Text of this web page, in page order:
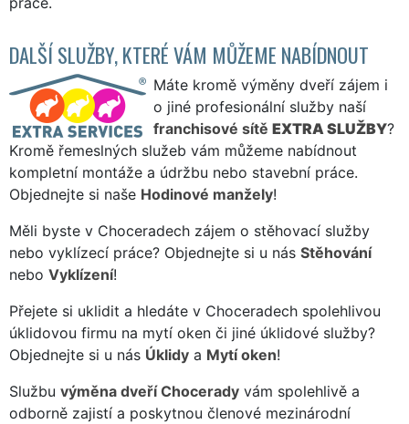
DALŠÍ SLUŽBY, KTERÉ VÁM MŮŽEME NABÍDNOUT
Máte kromě výměny dveří zájem i
o jiné profesionální služby naší
franchisové sítě EXTRA SLUŽBY?
Kromě řemeslných služeb vám můžeme nabídnout
kompletní montáže a údržbu nebo stavební práce.
Objednejte si naše Hodinové manžely!
Měli byste v Choceradech zájem o stěhovací služby
nebo vyklízecí práce? Objednejte si u nás Stěhování
nebo Vyklízení!
Přejete si uklidit a hledáte v Choceradech spolehlivou
úklidovou firmu na mytí oken či jiné úklidové služby?
Objednejte si u nás Úklidy a Mytí oken!
Službu výměna dveří Chocerady vám spolehlivě a
odborně zajistí a poskytnou členové mezinárodní